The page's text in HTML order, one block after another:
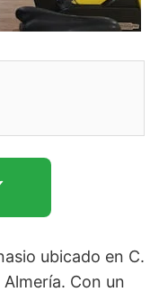
ubicado en C.
Con un